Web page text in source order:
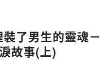
了男生的靈魂－
故事(上)